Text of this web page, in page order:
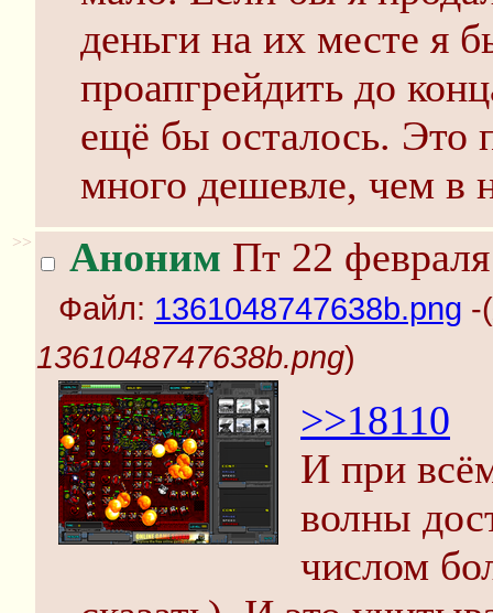
деньги на их месте я
проапгрейдить до
ещё бы осталось. Это
много дешевле, чем в
>> Аноним Пт 22
Файл: 1361048747638b.png -(
1361048747638b.png)
>>18110
И при
волны
числом